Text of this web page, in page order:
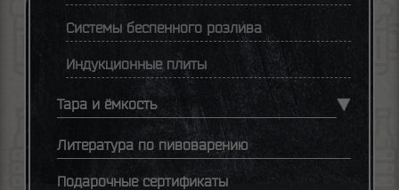
Системы беспенного розлива
Индукционные плиты
Тара и ёмкость
Литература по пивоварению
Подарочные сертификаты